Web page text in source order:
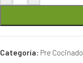
Categoría: Pre Cocinado